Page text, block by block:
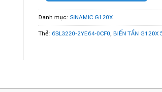
Danh mục: SINAMIC G120X
Thẻ: 6SL3220-2YE64-0CF0 BIẾN TẦN G120X